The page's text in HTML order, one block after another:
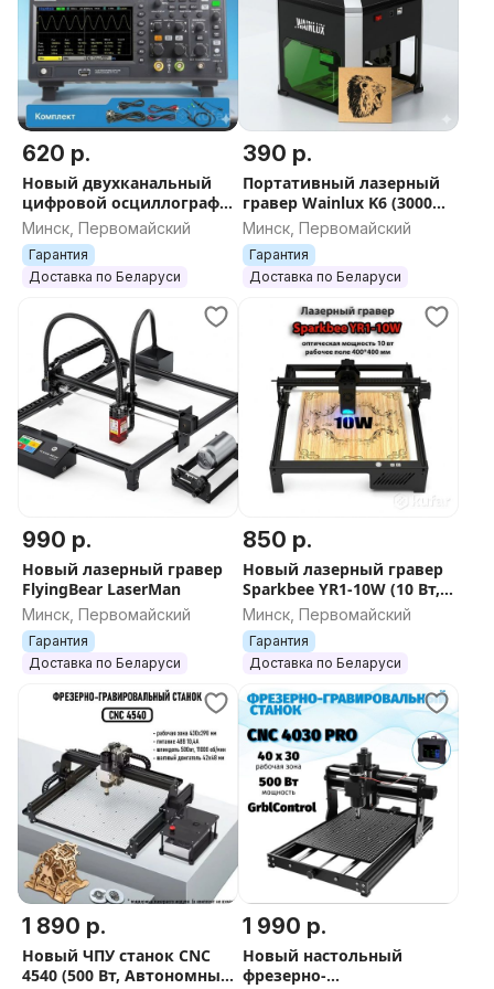
работы до 4 часов.
Несмотря на свои компактные размеры, прибор
предлагает пользователям мощные и практичные
функции при высокой портативности.
Комплектация
Прибор, кабели подключения (P6100-2шт), кабель
зарядки USB-C
620 р.
Новый двухканальный
цифровой осциллограф
Hantek DSO-2D15 (2х150
МГц, 1 ГВ/с, память 8М)
Минск, Первомайский
Гарантия
Доставка по Беларуси
390 р.
Портативный лазерный
гравер Wainlux K6 (3000
мВт) - компактный
мастер сувениров
Минск, Первомайский
Гарантия
Доставка по Беларуси
990 р.
Новый лазерный гравер
FlyingBear LaserMan
Минск, Первомайский
Гарантия
Доставка по Беларуси
850 р.
Новый лазерный гравер
Sparkbee YR1-10W (10 Вт,
40х40 см) + Гарантия 12
месяцев
Минск, Первомайский
Гарантия
Доставка по Беларуси
1 890 р.
Новый ЧПУ станок CNC
4540 (500 Вт, Автономный
1 990 р.
Новый настольный
фрезерно-